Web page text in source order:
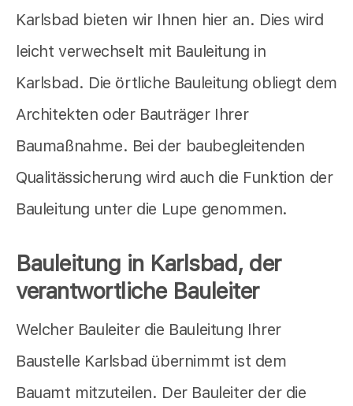
Karlsbad bieten wir Ihnen hier an. Dies wird
leicht verwechselt mit Bauleitung in
Karlsbad. Die örtliche Bauleitung obliegt dem
Architekten oder Bauträger Ihrer
Baumaßnahme. Bei der baubegleitenden
Qualitässicherung wird auch die Funktion der
Bauleitung unter die Lupe genommen.
Bauleitung in Karlsbad, der
verantwortliche Bauleiter
Welcher Bauleiter die Bauleitung Ihrer
Baustelle Karlsbad übernimmt ist dem
Bauamt mitzuteilen. Der Bauleiter der die